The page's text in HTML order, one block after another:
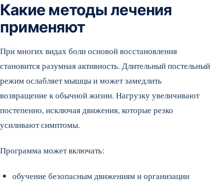
Какие методы лечения
применяют
При многих видах боли основой восстановления
становится разумная активность. Длительный постельный
режим ослабляет мышцы и может замедлить
возвращение к обычной жизни. Нагрузку увеличивают
постепенно, исключая движения, которые резко
усиливают симптомы.
Программа может включать:
обучение безопасным движениям и организации